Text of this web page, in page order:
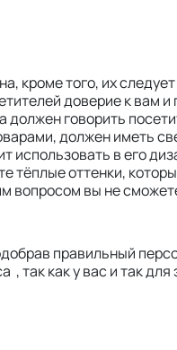
кроме того, их
доверие к вам и
говорить
должен иметь
в его
оттенки,
вопросом вы не
правильный
как у вас и так для